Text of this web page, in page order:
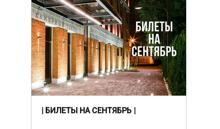
| БИЛЕТЫ НА СЕНТЯБРЬ |